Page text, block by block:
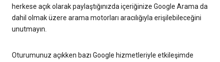
herkese açık olarak paylaştığınızda içeriğinize Google Arama da
dahil olmak üzere arama motorları aracılığıyla erişilebileceğini
unutmayın.
Oturumunuz açıkken bazı Google hizmetleriyle etkileşimde